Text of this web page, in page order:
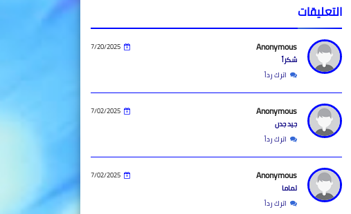
التعليقات
Anonymous
7/20/2025
شكراً
اترك رداً
Anonymous
7/02/2025
جيد جدن
اترك رداً
Anonymous
7/02/2025
تماما
اترك رداً